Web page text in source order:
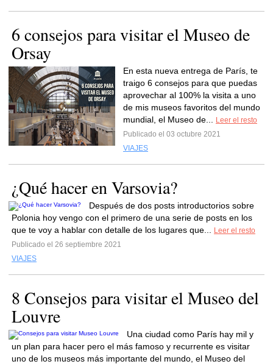
6 consejos para visitar el Museo de
Orsay
En esta nueva entrega de París, te
traigo 6 consejos para que puedas
aprovechar al 100% la visita a uno
de mis museos favoritos del mundo
mundial, el Museo de...
Leer el resto
Publicado el 03 octubre 2021
VIAJES
¿Qué hacer en Varsovia?
Después de dos posts introductorios sobre
Polonia hoy vengo con el primero de una serie de posts en los
que te voy a hablar con detalle de los lugares que...
Leer el resto
Publicado el 26 septiembre 2021
VIAJES
8 Consejos para visitar el Museo del
Louvre
Una ciudad como París hay mil y
un plan para hacer pero el más famoso y recurrente es visitar
uno de los museos más importante del mundo, el Museo del